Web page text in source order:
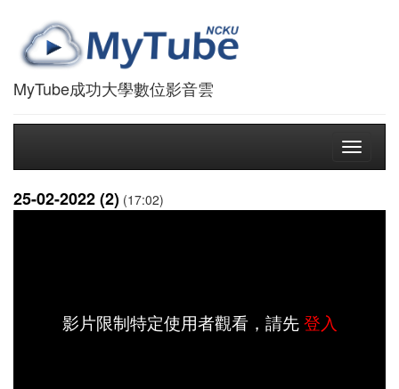
MyTube成功大學數位影音雲
Toggle
25-02-2022 (2) (17:02)
影片限制特定使用者觀看，請先登入